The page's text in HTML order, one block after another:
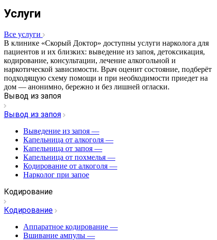
Услуги
Все услуги
В клинике «Скорый Доктор» доступны услуги нарколога для
пациентов и их близких: выведение из запоя, детоксикация,
кодирование, консультации, лечение алкогольной и
наркотической зависимости. Врач оценит состояние, подберёт
подходящую схему помощи и при необходимости приедет на
дом — анонимно, бережно и без лишней огласки.
Вывод из запоя
Вывод из запоя
Выведение из запоя —
Капельница от алкоголя —
Капельница от запоя —
Капельница от похмелья —
Кодирование от алкоголя —
Нарколог при запое
Кодирование
Кодирование
Аппаратное кодирование —
Вшивание ампулы —